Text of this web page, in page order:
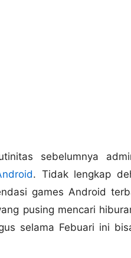
sebelumnya
. Tidak lengkap
games Android
pusing mencari
selama Febuari ini